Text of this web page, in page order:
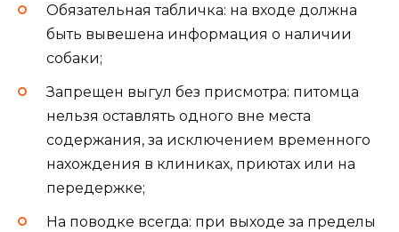
Обязательная табличка: на входе должна
быть вывешена информация о наличии
собаки;
Запрещен выгул без присмотра: питомца
нельзя оставлять одного вне места
содержания, за исключением временного
нахождения в клиниках, приютах или на
передержке;
На поводке всегда: при выходе за пределы